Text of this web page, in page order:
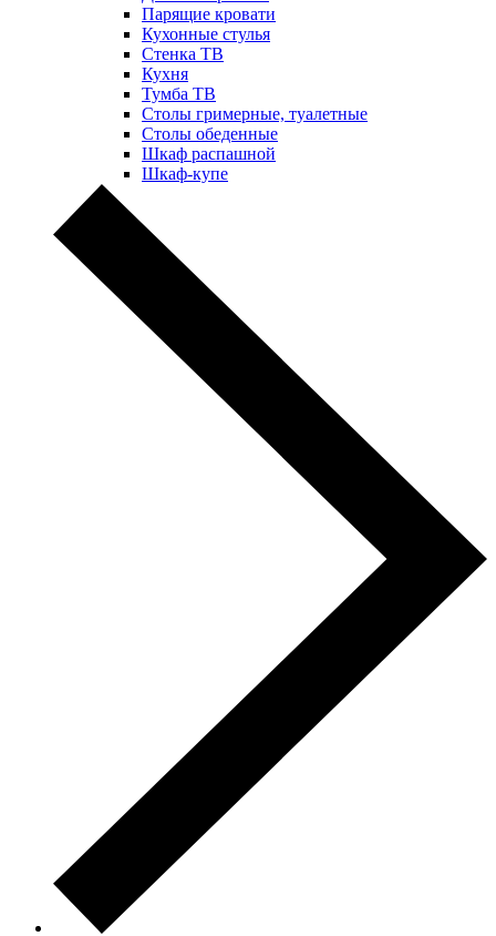
Парящие кровати
Кухонные стулья
Стенка ТВ
Кухня
Тумба ТВ
Столы гримерные, туалетные
Столы обеденные
Шкаф распашной
Шкаф-купе